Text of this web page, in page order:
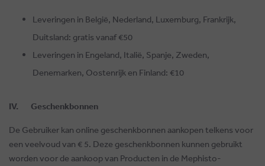
Leveringen in België, Nederland, Luxemburg, Frankrijk,
Duitsland: gratis vanaf €50
Leveringen in Engeland, Italië, Spanje, Zweden,
Denemarken, Oostenrijk en Finland: €10
IV. Geschenkbonnen
De Gebruiker kan online geschenkbonnen aankopen telkens voor
een veelvoud van € 5. Deze geschenkbonnen kunnen gebruikt
worden voor de aankoop van Producten in de Mephisto-